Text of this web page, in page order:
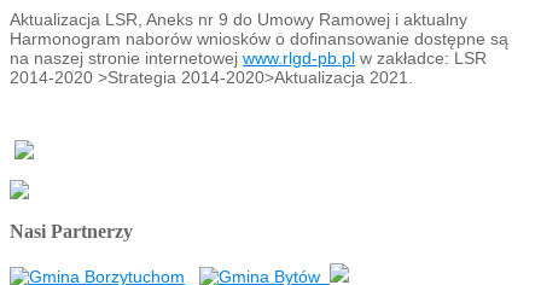
Aktualizacja LSR, Aneks nr 9 do Umowy Ramowej i aktualny
Harmonogram naborów wniosków o dofinansowanie dostępne są
na naszej stronie internetowej www.rlgd-pb.pl w zakładce: LSR
2014-2020 >Strategia 2014-2020>Aktualizacja 2021.
Nasi Partnerzy